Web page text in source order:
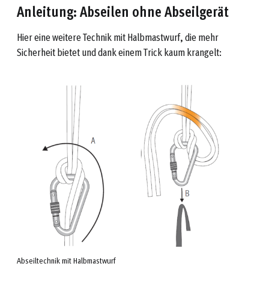
Anleitung: Abseilen ohne Abseilgerät
Hier eine weitere Technik mit Halbmastwurf, die mehr
Sicherheit bietet und dank einem Trick kaum krangelt:
Abseiltechnik mit Halbmastwurf